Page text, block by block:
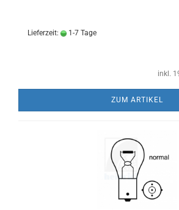
Lieferzeit: 1-7 Tage
inkl.
ZUM ARTIKEL